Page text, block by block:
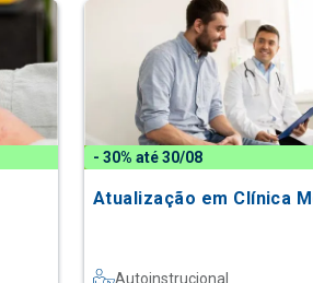
- 30% até 30/08
Atualização em Clínica
Autoinstrucional